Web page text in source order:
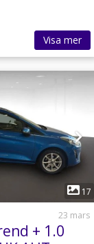
Visa mer
17
23 mars
+ 1.0